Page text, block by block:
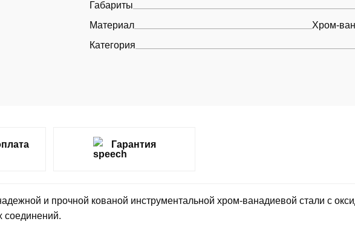
Габариты
Материал
Хром-
Категория
и прочной кованой инструментальной хром-ванадиевой стали с
соединений.
Гарантия